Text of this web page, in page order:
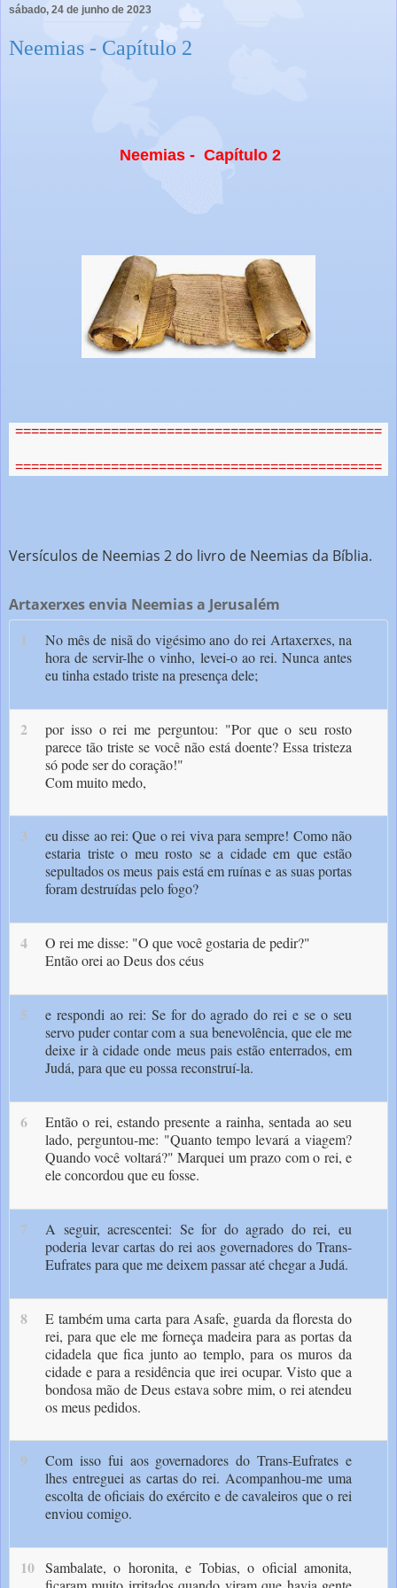
sábado, 24 de junho de 2023
Neemias - Capítulo 2
Neemias - Capítulo 2
==============================================
==============================================
Versículos de Neemias 2 do livro de Neemias da Bíblia.
Artaxerxes envia Neemias a Jerusalém
1
No mês de nisã do vigésimo ano do rei Artaxerxes, na
hora de servir-lhe o vinho, levei-o ao rei. Nunca antes
eu tinha estado triste na presença dele;
2
por isso o rei me perguntou: "Por que o seu rosto
parece tão triste se você não está doente? Essa tristeza
só pode ser do coração!"
Com muito medo,
3
eu disse ao rei: Que o rei viva para sempre! Como não
estaria triste o meu rosto se a cidade em que estão
sepultados os meus pais está em ruínas e as suas portas
foram destruídas pelo fogo?
4
O rei me disse: "O que você gostaria de pedir?"
Então orei ao Deus dos céus
5
e res­pondi ao rei: Se for do agrado do rei e se o seu
servo puder contar com a sua benevolência, que ele me
deixe ir à cidade onde meus pais estão enterrados, em
Judá, para que eu possa reconstruí-la.
6
Então o rei, estando presente a rainha, sentada ao seu
lado, perguntou-me: "Quanto tempo levará a viagem?
Quando você voltará?" Marquei um prazo com o rei, e
ele concordou que eu fosse.
7
A seguir, acrescentei: Se for do agrado do rei, eu
poderia levar cartas do rei aos governa­dores do Trans-
Eufrates para que me deixem passar até chegar a Judá.
8
E também uma carta para Asafe, guarda da floresta do
rei, para que ele me forneça madeira para as portas da
cidadela que fica junto ao templo, para os muros da
cidade e para a residência que irei ocupar. Visto que a
bondosa mão de Deus estava sobre mim, o rei atendeu
os meus pedidos.
9
Com isso fui aos governadores do Trans-Eufrates e
lhes entreguei as cartas do rei. Acompanhou-me uma
escolta de oficiais do exército e de cavaleiros que o rei
enviou comigo.
10 Sambalate, o horonita, e Tobias, o oficial amonita,